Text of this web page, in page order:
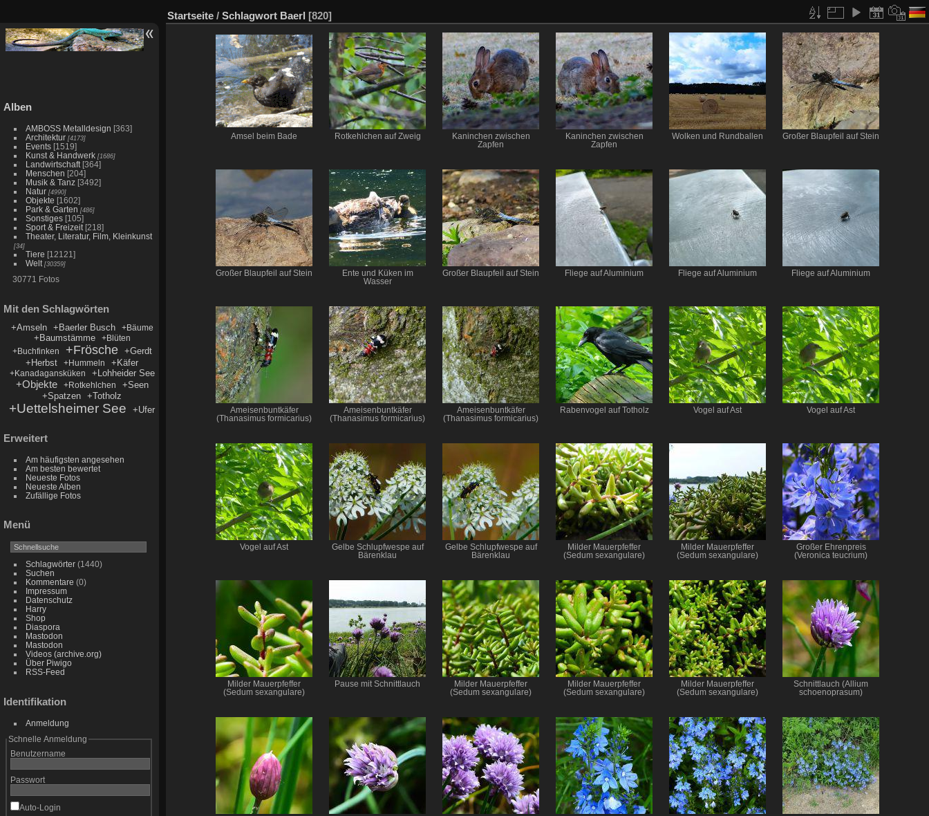
Alben
AMBOSS Metalldesign [363]
Architektur [4173]
Events [1519]
Kunst & Handwerk [1686]
Landwirtschaft [364]
Menschen [204]
Musik & Tanz [3492]
Natur [4990]
Objekte [1602]
Park & Garten [486]
Sonstiges [105]
Sport & Freizeit [218]
Theater, Literatur, Film, Kleinkunst
[34]
Tiere [12121]
Welt [30359]
30771 Fotos
Mit den Schlagwörten
+Amseln +Baerler Busch +Bäume
+Baumstämme
+Blüten
+Buchfinken
+Frösche
+Gerdt
+Herbst
+Hummeln +Käfer
+Kanadagansküken +Lohheider See
+Objekte +Rotkehlchen
+Seen
+Spatzen
+Totholz
+Uettelsheimer See +Ufer
Erweitert
Am häufigsten angesehen
Am besten bewertet
Neueste Fotos
Neueste Alben
Zufällige Fotos
Menü
Schlagwörter(1440)
Suchen
Kommentare (0)
Impressum
Datenschutz
Harry
Shop
Diaspora
Mastodon
Mastodon
Videos (archive.org)
Über Piwigo
RSS-Feed
Identifikation
Anmeldung
Schnelle Anmeldung
Benutzername
Passwort
Auto-Login
Startseite / Schlagwort Baerl [820]
Amsel beim Bade Rotkehlchen auf Zweig
Kaninchen zwischen
Zapfen
Kaninchen zwischen
Zapfen
Wolken und Rundballen Großer Blaupfeil auf Stein
Großer Blaupfeil auf Stein
Ente und Küken im
Wasser
Großer Blaupfeil auf Stein Fliege auf Aluminium Fliege auf Aluminium Fliege auf Aluminium
Ameisenbuntkäfer
(Thanasimus formicarius)
Ameisenbuntkäfer
(Thanasimus formicarius)
Ameisenbuntkäfer
(Thanasimus formicarius)
Rabenvogel auf Totholz Vogel auf Ast Vogel auf Ast
Vogel auf Ast
Gelbe Schlupfwespe auf
Bärenklau
Gelbe Schlupfwespe auf
Bärenklau
Milder Mauerpfeffer
(Sedum sexangulare)
Milder Mauerpfeffer
(Sedum sexangulare)
Großer Ehrenpreis
(Veronica teucrium)
Milder Mauerpfeffer
(Sedum sexangulare)
Pause mit Schnittlauch
Milder Mauerpfeffer
(Sedum sexangulare)
Milder Mauerpfeffer
(Sedum sexangulare)
Milder Mauerpfeffer
(Sedum sexangulare)
Schnittlauch (Allium
schoenoprasum)